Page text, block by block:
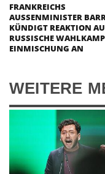
FRANKREICHS
AUSSENMINISTER
ÜNDIGT REAKTION AUF
USSISCHE
INMISCHUNG AN
WEITERE